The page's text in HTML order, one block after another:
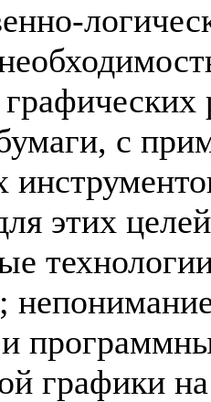
с
этих
графики